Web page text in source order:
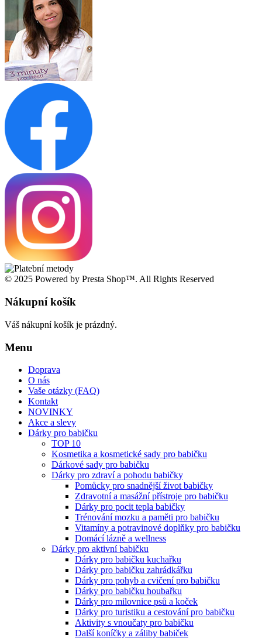
© 2025 Powered by Presta Shop™. All Rights Reserved
Nákupní košík
Váš nákupní košík je prázdný.
Menu
Doprava
O nás
Vaše otázky (FAQ)
Kontakt
NOVINKY
Akce a slevy
Dárky pro babičku
TOP 10
Kosmetika a kosmetické sady pro babičku
Dárkové sady pro babičku
Dárky pro zdraví a pohodu babičky
Pomůcky pro snadnější život babičky
Zdravotní a masážní přístroje pro babičku
Dárky pro pocit tepla babičky
Trénování mozku a paměti pro babičku
Vitamíny a potravinové doplňky pro babičku
Domácí lázně a wellness
Dárky pro aktivní babičku
Dárky pro babičku kuchařku
Dárky pro babičku zahrádkářku
Dárky pro pohyb a cvičení pro babičku
Dárky pro babičku houbařku
Dárky pro milovnice psů a koček
Dárky pro turistiku a cestování pro babičku
Aktivity s vnoučaty pro babičku
Další koníčky a záliby babiček